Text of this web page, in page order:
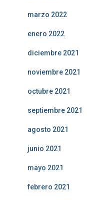
marzo 2022
enero 2022
diciembre 2021
noviembre 2021
octubre 2021
septiembre 2021
agosto 2021
junio 2021
mayo 2021
febrero 2021